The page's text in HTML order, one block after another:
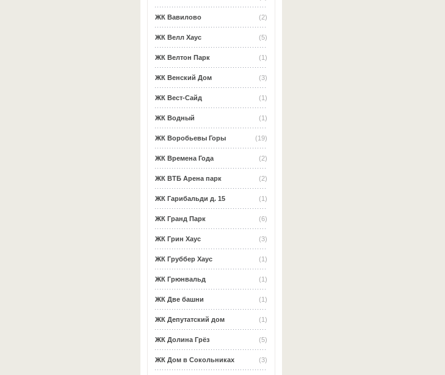
(2)
ЖК Вавилово
(5)
ЖК Велл Хаус
(1)
ЖК Велтон Парк
(3)
ЖК Венский Дом
(1)
ЖК Вест-Сайд
(1)
ЖК Водный
(19)
ЖК Воробьевы Горы
(2)
ЖК Времена Года
(2)
ЖК ВТБ Арена парк
(1)
ЖК Гарибальди д. 15
(6)
ЖК Гранд Парк
(3)
ЖК Грин Хаус
(1)
ЖК Груббер Хаус
(1)
ЖК Грюнвальд
(1)
ЖК Две башни
(1)
ЖК Депутатский дом
(5)
ЖК Долина Грёз
(3)
ЖК Дом в Сокольниках